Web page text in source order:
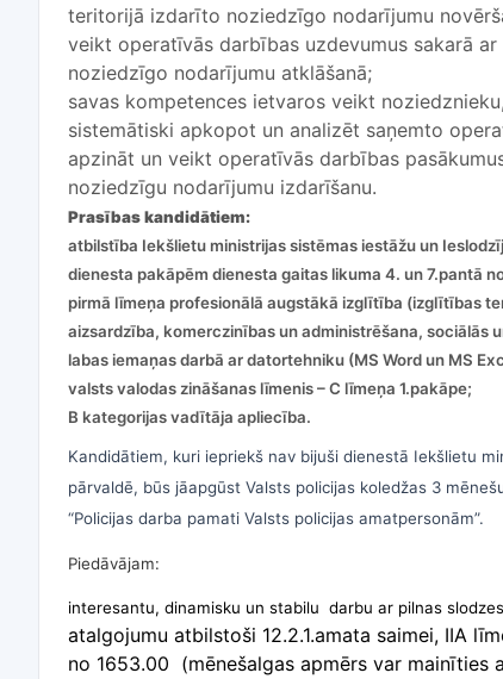
teritorijā izdarīto noziedzīgo nodarījumu
veikt operatīvās darbības uzdevumus sakarā
noziedzīgo nodarījumu atklāšanā;
savas kompetences ietvaros veikt
sistemātiski apkopot un analizēt saņemto
apzināt un veikt operatīvās darbības
noziedzīgu nodarījumu izdarīšanu.
Prasības kandidātiem:
atbilstība Iekšlietu ministrijas sistēmas iestāžu un
dienesta pakāpēm dienesta gaitas likuma 4. un 7.pantā
pirmā līmeņa profesionālā augstākā izglītība (izglītības
aizsardzība, komerczinības un administrēšana, sociālās
labas iemaņas darbā ar datortehniku (MS Word un MS
valsts valodas zināšanas līmenis – C līmeņa 1.pakāpe;
B kategorijas vadītāja apliecība.
Kandidātiem, kuri iepriekš nav bijuši dienestā Iekšlietu
pārvaldē, būs jāapgūst Valsts policijas koledžas 3
“Policijas darba pamati Valsts policijas amatpersonām”.
Piedāvājam:
interesantu, dinamisku un stabilu darbu ar pilnas
atalgojumu atbilstoši 12.2.1.amata saimei, IIA
no 1653.00 (mēnešalgas apmērs var